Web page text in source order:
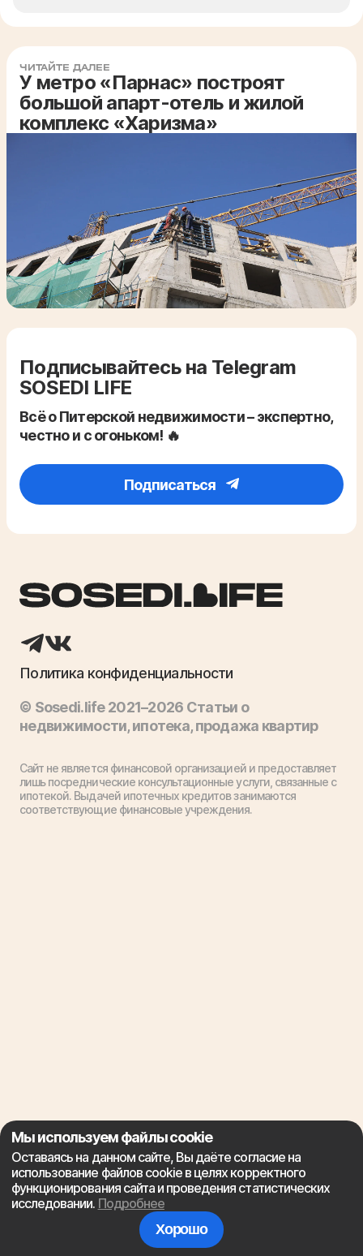
ЧИТАЙТЕ ДАЛЕЕ
У метро «Парнас» построят
большой апарт-отель и жилой
комплекс «Харизма»
Подписывайтесь на Telegram
SOSEDI LIFE
Всё о Питерской недвижимости – экспертно,
честно и с огоньком! 🔥
Подписаться
Политика конфиденциальности
© Sosedi.life 2021–2026 Статьи о
недвижимости, ипотека, продажа квартир
Сайт не является финансовой организацией и предоставляет
лишь посреднические консультационные услуги, связанные с
ипотекой. Выдачей ипотечных кредитов занимаются
соответствующие финансовые учреждения.
Мы используем файлы cookie
Оставаясь на данном сайте, Вы даёте согласие на
использование файлов cookie в целях корректного
функционирования сайта и проведения статистических
исследовании. Подробнее
Хорошо